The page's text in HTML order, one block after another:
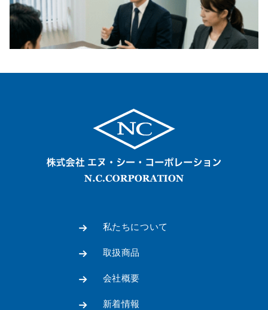
8068
私たちについて
取扱商品
会社概要
新着情報